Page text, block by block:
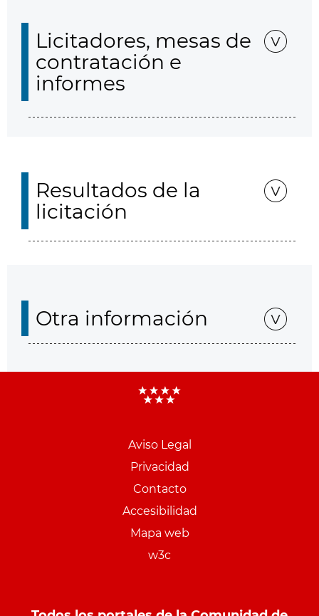
Licitadores, mesas de
contratación e
informes
Resultados de la
licitación
Otra información
Aviso Legal
Privacidad
Contacto
Accesibilidad
Mapa web
w3c